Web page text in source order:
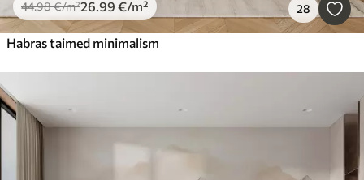
44.98€/m²26.99 €/m² 28
Habras taimed minimalism